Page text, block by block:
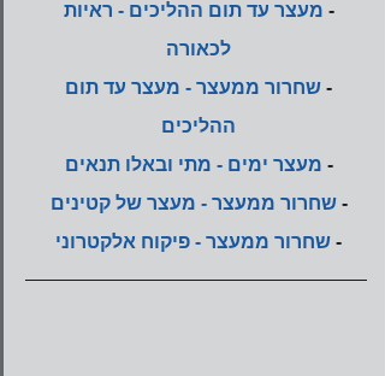
- מעצר עד תום ההליכים - ראיות
לכאורה
- שחרור ממעצר - מעצר עד תום
ההליכים
- מעצר ימים - מתי ובאלו תנאים
- שחרור ממעצר - מעצר של קטינים
- שחרור ממעצר - פיקוח אלקטרוני